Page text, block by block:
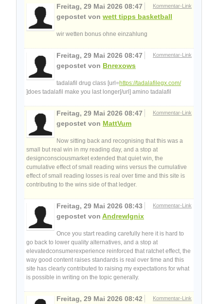
Kommentar-Link
Freitag, 29 Mai 2026 08:47
gepostet von wett tipps basketball
wir wetten bonus ohne einzahlung
Kommentar-Link
Freitag, 29 Mai 2026 08:47
gepostet von Bnrexows
tadalafil drug class [url=https://tadalafilegx.com/
]does tadalafil make you last longer[/url] amino tadalafil
Kommentar-Link
Freitag, 29 Mai 2026 08:47
gepostet von MattVum
Now sitting back and recognising that this was a
small but real win in my reading day, and a stop at
designconsciousmarket extended that quiet win, the
cumulative effect of small reading wins versus the cumulative
effect of small reading losses is real over time and this site is
contributing to the wins side of that ledger.
Kommentar-Link
Freitag, 29 Mai 2026 08:43
gepostet von AndrewIgnix
Once you start reading carefully here it is hard to
go back to lower quality alternatives, and a stop at
elevatedconsumerexperience reinforced that ratchet effect, the
way good content raises standards is real over time and this
site has clearly contributed to raising my expectations for what
is possible in writing on the topic generally.
Kommentar-Link
Freitag, 29 Mai 2026 08:42